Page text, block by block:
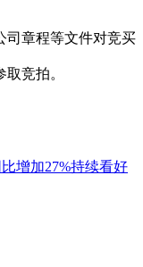
章程等文件对竞买
竞拍。
增加27%持续看好